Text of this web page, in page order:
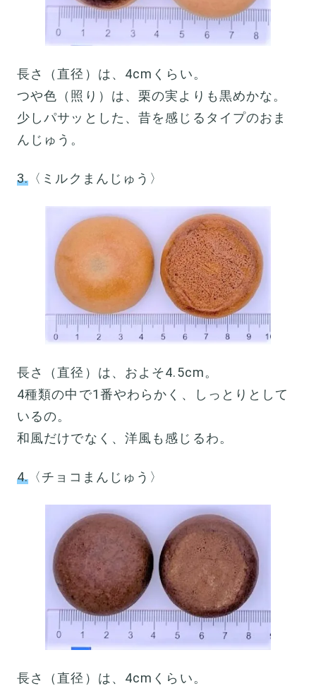
長さ（直径）は、4cmくらい。
つや色（照り）は、栗の実よりも黒めかな。
少しパサッとした、昔を感じるタイプのおま
んじゅう。
3. 〈ミルクまんじゅう〉
長さ（直径）は、およそ4.5cm。
4種類の中で1番やわらかく、しっとりとして
いるの。
和風だけでなく、洋風も感じるわ。
4. 〈チョコまんじゅう〉
長さ（直径）は、4cmくらい。